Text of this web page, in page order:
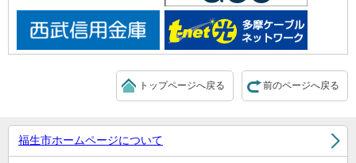
前のページへ戻る
トップページへ戻る
福生市ホームページについて